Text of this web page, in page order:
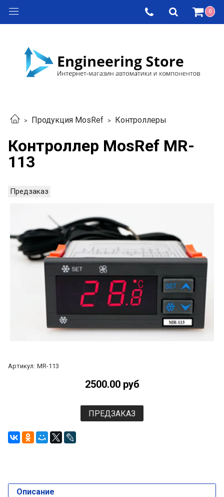
0
Продукция MosRef Контроллеры
Контроллер MosRef MR-
113
Предзаказ
Артикул: MR-113
2500.00 руб
ПРЕДЗАКАЗ
Описание